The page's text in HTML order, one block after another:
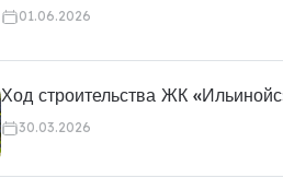
01.06.2026
Ход строительства ЖК
30.03.2026